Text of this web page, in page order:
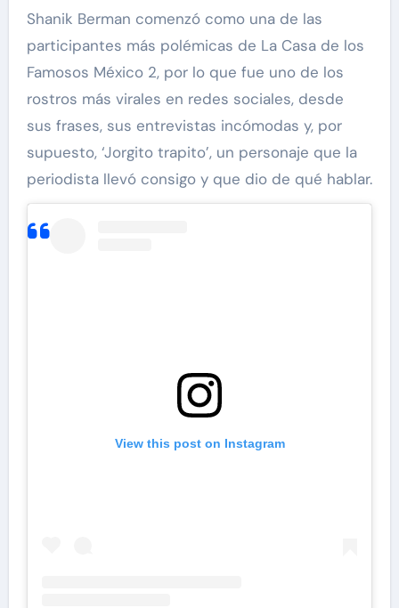
Shanik Berman comenzó como una de las
participantes más polémicas de La Casa de los
Famosos México 2, por lo que fue uno de los
rostros más virales en redes sociales, desde
sus frases, sus entrevistas incómodas y, por
supuesto, ‘Jorgito trapito’, un personaje que la
periodista llevó consigo y que dio de qué hablar.
View this post on Instagram